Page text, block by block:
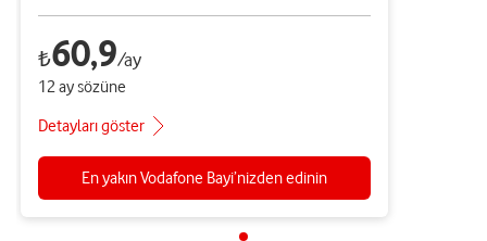
₺60,9/ay
12 ay sözüne
Detayları göster
En yakın Vodafone Bayi’nizden edinin